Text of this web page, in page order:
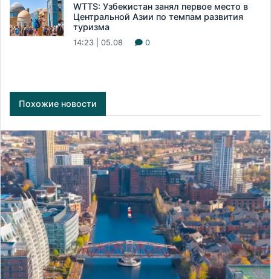
WTTS: Узбекистан занял первое место в
Центральной Азии по темпам развития
туризма
14:23 | 05.08 0
Похожие новости